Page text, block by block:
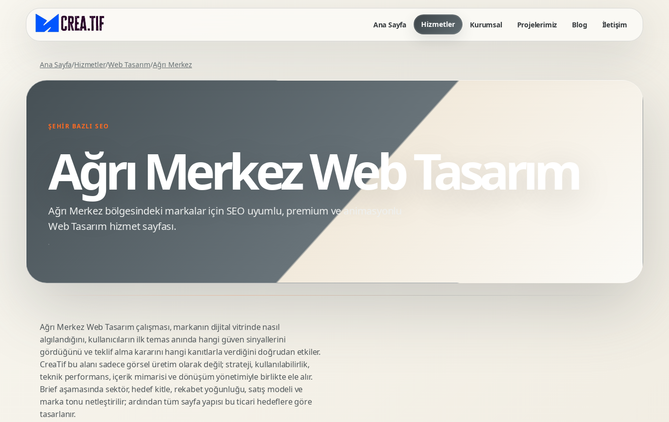
Ana Sayfa Hizmetler
Kurumsal Web Tasarim
SEO Uyumlu Web Tasarim
Webflow Web Tasarim
Framer Web Tasarim
Kurumsal Site Yenileme
Prototip Tasarimi
Dashboard UI Tasarimi
Conversion UX Optimizasyonu
Kurumsal Dokuman Tasarimi
Ofis Ici Gorsel Kimlik
Kurumsal Katalog Tasarimi
Minimal Logo Tasarimi
Premium Logo Tasarimi
Logo Revizyonu
Kurumsal Logo Yenileme
Google Ads Reklam Tasarimi
Remarketing Kreatifleri
Sosyal Medya Kreatif Tasarimi
Reels Kapak Tasarimi
Topluluk Yonetimi
Influencer Kampanya Tasarimi
SEO Denetimi
Urun Gorsellestirme
3D Reklam Gorseli
Cgi Kampanya Gorseli
3D Urun Modelleme
Mimari 3D Gorsellestirme
Endustriyel Modelleme
Kurumsal Projelerimiz Blog İletişim
Ana Sayfa/Hizmetler/Web Tasarım/Ağrı Merkez
ŞEHIR BAZLI SEO
Ağrı Merkez Web Tasarım
Ağrı Merkez bölgesindeki markalar için SEO uyumlu, premium ve animasyonlu
Web Tasarım hizmet sayfası.
Ağrı Merkez Web Tasarım çalışması, markanın dijital vitrinde nasıl
algılandığını, kullanıcıların ilk temas anında hangi güven sinyallerini
gördüğünü ve teklif alma kararını hangi kanıtlarla verdiğini doğrudan etkiler.
CreaTif bu alanı sadece görsel üretim olarak değil; strateji, kullanılabilirlik,
teknik performans, içerik mimarisi ve dönüşüm yönetimiyle birlikte ele alır.
Brief aşamasında sektör, hedef kitle, rekabet yoğunluğu, satış modeli ve
marka tonu netleştirilir; ardından tüm sayfa yapısı bu ticari hedeflere göre
tasarlanır.